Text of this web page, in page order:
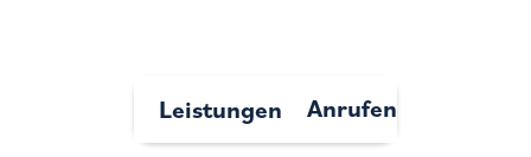
Leistungen Anrufen